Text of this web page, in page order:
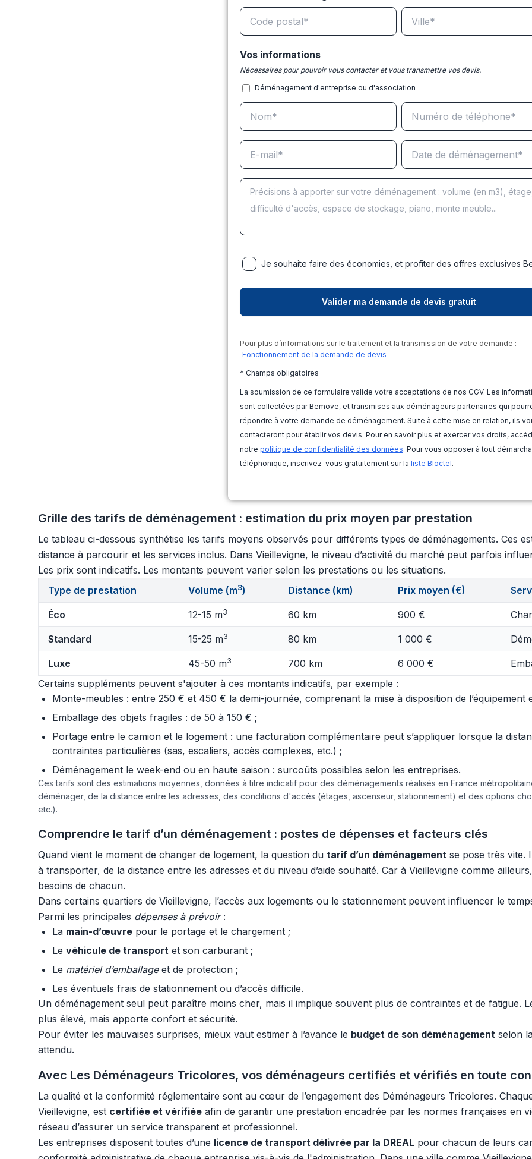
Vos informations
Nécessaires pour pouvoir vous contacter et vous transmettre vos devis.
Déménagement d'entreprise ou d'association
Je souhaite faire des économies, et profiter des offres exclusives
Pour plus d’informations sur le traitement et la transmission de votre demande :
Fonctionnement de la demande de devis
* Champs obligatoires
La soumission de ce formulaire valide votre acceptations de nos CGV. Les
sont collectées par Bemove, et transmises aux déménageurs partenaires qui
répondre à votre demande de déménagement. Suite à cette mise en relation, ils
contacteront pour établir vos devis. Pour en savoir plus et exercer vos droits,
notre politique de confidentialité des données. Pour vous opposer à tout
téléphonique, inscrivez-vous gratuitement sur la liste Bloctel.
Grille des tarifs de déménagement : estimation du prix moyen par prestation
Le tableau ci-dessous synthétise les tarifs moyens observés pour différents types de déménagements. Ces
distance à parcourir et les services inclus. Dans Vieillevigne, le niveau d’activité du marché peut parfois
Les prix sont indicatifs. Les montants peuvent varier selon les prestations ou les situations.
Type de prestation
Volume (m3) Distance (km) Prix moyen (€)
Éco 12-15 m3 60 km 900 €
Standard 15-25 m3 80 km 1 000 €
Luxe 45-50 m3 700 km 6 000 €
Certains suppléments peuvent s'ajouter à ces montants indicatifs, par exemple :
Monte-meubles : entre 250 € et 450 € la demi-journée, comprenant la mise à disposition de l’équipement
Emballage des objets fragiles : de 50 à 150 € ;
Portage entre le camion et le logement : une facturation complémentaire peut s’appliquer lorsque la
contraintes particulières (sas, escaliers, accès complexes, etc.) ;
Déménagement le week-end ou en haute saison : surcoûts possibles selon les entreprises.
Ces tarifs sont des estimations moyennes, données à titre indicatif pour des déménagements réalisés en France
déménager, de la distance entre les adresses, des conditions d'accés (étages, ascenseur, stationnement) et des options
etc.).
Comprendre le tarif d’un déménagement : postes de dépenses et facteurs clés
Quand vient le moment de changer de logement, la question du tarif d’un déménagement se pose très vite.
à transporter, de la distance entre les adresses et du niveau d’aide souhaité. Car à Vieillevigne comme
besoins de chacun.
Dans certains quartiers de Vieillevigne, l’accès aux logements ou le stationnement peuvent influencer le
Parmi les principales dépenses à prévoir:
La main-d’œuvre pour le portage et le chargement ;
Le véhicule de transport et son carburant ;
Le matériel d’emballageet de protection ;
Les éventuels frais de stationnement ou d’accès difficile.
Un déménagement seul peut paraître moins cher, mais il implique souvent plus de contraintes et de
plus élevé, mais apporte confort et sécurité.
Pour éviter les mauvaises surprises, mieux vaut estimer à l’avance le budget de son déménagement selon
attendu.
Avec Les Déménageurs Tricolores, vos déménageurs certifiés et vérifiés en toute
La qualité et la conformité réglementaire sont au cœur de l’engagement des Déménageurs Tricolores.
Vieillevigne, est certifiée et vérifiée afin de garantir une prestation encadrée par les normes françaises en
réseau d’assurer un service transparent et professionnel.
Les entreprises disposent toutes d’une licence de transport délivrée par la DREAL pour chacun de leurs